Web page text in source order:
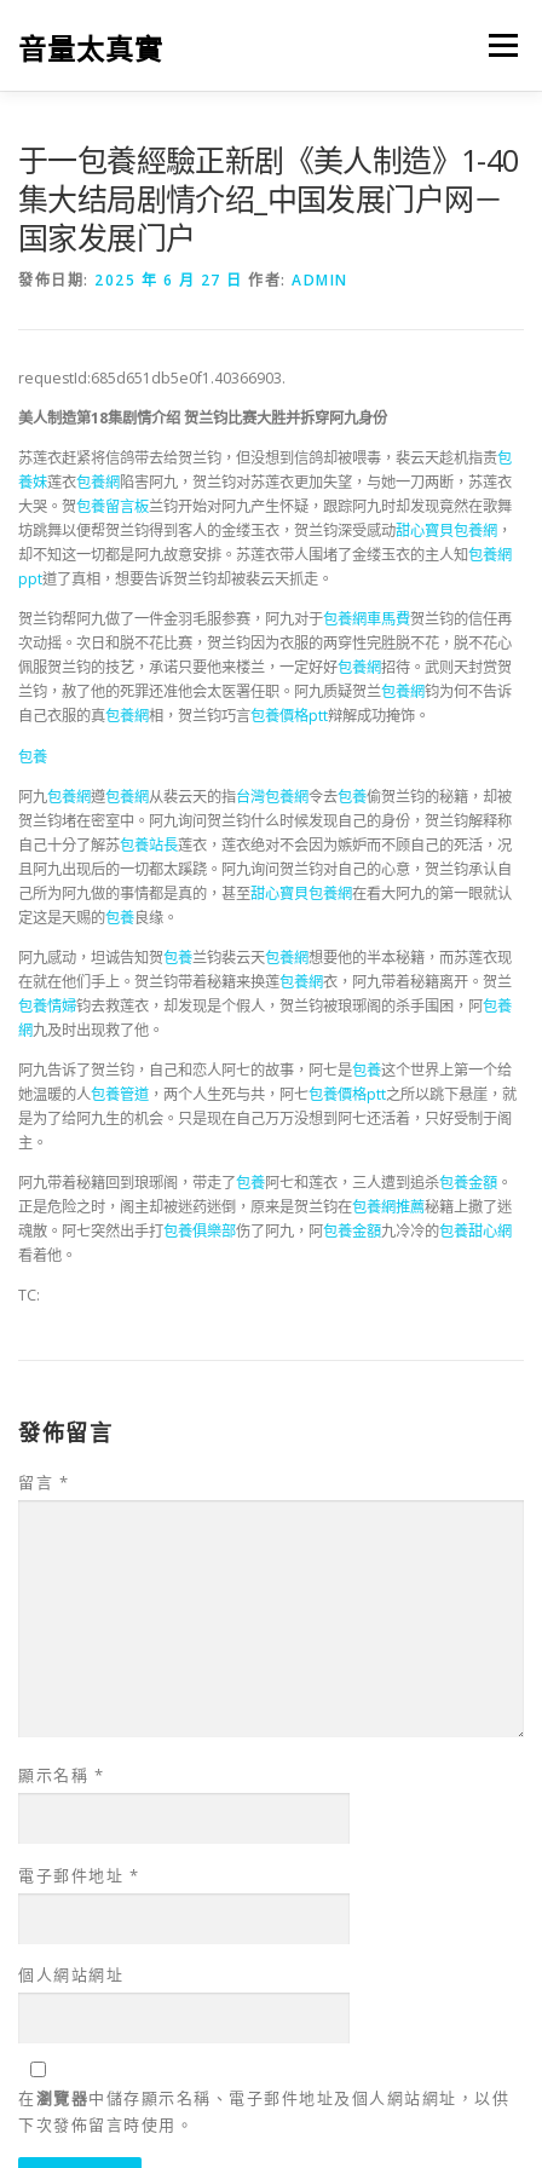
音量太真實 選單
于一包養經驗正新剧《美人制造》1-40
集大结局剧情介绍_中国发展门户网－
国家发展门户
發佈日期: 2025 年 6 月 27 日 作者: ADMIN
requestId:685d651db5e0f1.40366903.
美人制造第18集剧情介绍 贺兰钧比赛大胜并拆穿阿九身份
苏莲衣赶紧将信鸽带去给贺兰钧，但没想到信鸽却被喂毒，裴云天趁机指责包
養妹莲衣包養網陷害阿九，贺兰钧对苏莲衣更加失望，与她一刀两断，苏莲衣
大哭。贺包養留言板兰钧开始对阿九产生怀疑，跟踪阿九时却发现竟然在歌舞
坊跳舞以便帮贺兰钧得到客人的金缕玉衣，贺兰钧深受感动甜心寶貝包養網 ，
却不知这一切都是阿九故意安排。苏莲衣带人围堵了金缕玉衣的主人知包養網
ppt道了真相，想要告诉贺兰钧却被裴云天抓走。
贺兰钧帮阿九做了一件金羽毛服参赛，阿九对于包養網車馬費贺兰钧的信任再
次动摇。次日和脱不花比赛，贺兰钧因为衣服的两穿性完胜脱不花，脱不花心
佩服贺兰钧的技艺，承诺只要他来楼兰，一定好好包養網招待。武则天封赏贺
兰钧，赦了他的死罪还准他会太医署任职。阿九质疑贺兰包養網钧为何不告诉
自己衣服的真包養網相，贺兰钧巧言包養價格ptt辩解成功掩饰。
包養
阿九包養網遵包養網从裴云天的指台灣包養網令去包養偷贺兰钧的秘籍，却被
贺兰钧堵在密室中。阿九询问贺兰钧什么时候发现自己的身份，贺兰钧解释称
自己十分了解苏包養站長莲衣，莲衣绝对不会因为嫉妒而不顾自己的死活，况
且阿九出现后的一切都太蹊跷。阿九询问贺兰钧对自己的心意，贺兰钧承认自
己所为阿九做的事情都是真的，甚至甜心寶貝包養網在看大阿九的第一眼就认
定这是天赐的包養良缘。
阿九感动，坦诚告知贺包養兰钧裴云天包養網想要他的半本秘籍，而苏莲衣现
在就在他们手上。贺兰钧带着秘籍来换莲包養網衣，阿九带着秘籍离开。贺兰
包養情婦钧去救莲衣，却发现是个假人，贺兰钧被琅琊阁的杀手围困，阿包養
網九及时出现救了他。
阿九告诉了贺兰钧，自己和恋人阿七的故事，阿七是包養这个世界上第一个给
她温暖的人包養管道 ，两个人生死与共，阿七包養價格ptt之所以跳下悬崖，就
是为了给阿九生的机会。只是现在自己万万没想到阿七还活着，只好受制于阁
主。
阿九带着秘籍回到琅琊阁，带走了包養阿七和莲衣，三人遭到追杀包養金額 。
正是危险之时，阁主却被迷药迷倒，原来是贺兰钧在包養網推薦秘籍上撒了迷
魂散。阿七突然出手打包養俱樂部伤了阿九，阿包養金額九冷冷的包養甜心網
看着他。
TC:
發佈留言
留言 *
顯示名稱 *
電子郵件地址 *
個人網站網址
在瀏覽器中儲存顯示名稱、電子郵件地址及個人網站網址，以供
下次發佈留言時使用。